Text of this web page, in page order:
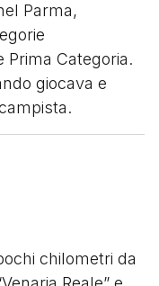
Parma,
Prima Categoria.
giocava e
chilometri da